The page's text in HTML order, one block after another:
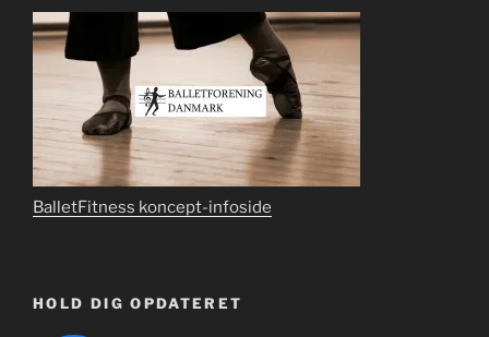
BalletFitness koncept-infoside
HOLD DIG OPDATERET